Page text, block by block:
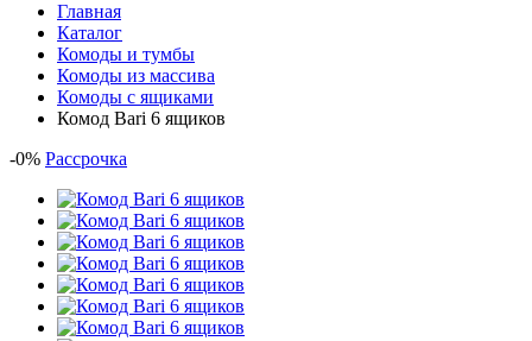
Главная
Каталог
Комоды и тумбы
Комоды из массива
Комоды с ящиками
Комод Bari 6 ящиков
-0% Рассрочка